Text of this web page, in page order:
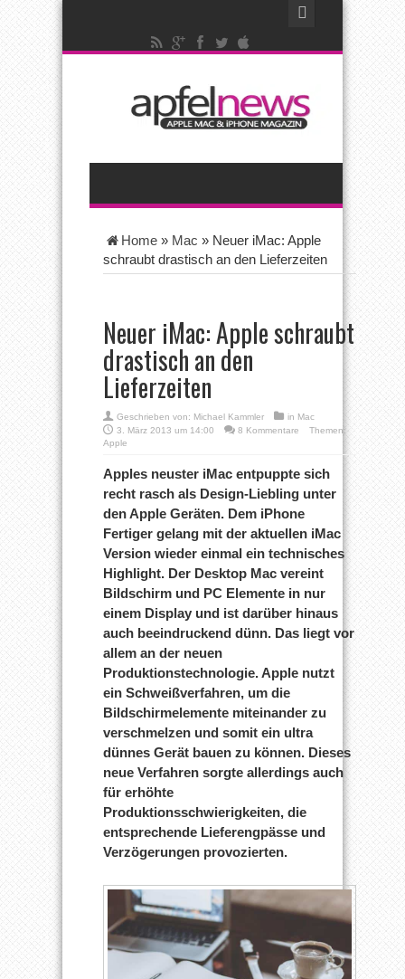
Home » Mac » Neuer iMac: Apple
schraubt drastisch an den Lieferzeiten
Neuer iMac: Apple schraubt
drastisch an den
Lieferzeiten
Geschrieben von: Michael Kammler in Mac
3. März 2013 um 14:00
8 Kommentare
Themen:
Apple
Apples neuster iMac entpuppte sich
recht rasch als Design-Liebling unter
den Apple Geräten. Dem iPhone
Fertiger gelang mit der aktuellen iMac
Version wieder einmal ein technisches
Highlight. Der Desktop Mac vereint
Bildschirm und PC Elemente in nur
einem Display und ist darüber hinaus
auch beeindruckend dünn. Das liegt vor
allem an der neuen
Produktionstechnologie. Apple nutzt
ein Schweißverfahren, um die
Bildschirmelemente miteinander zu
verschmelzen und somit ein ultra
dünnes Gerät bauen zu können. Dieses
neue Verfahren sorgte allerdings auch
für erhöhte
Produktionsschwierigkeiten, die
entsprechende Lieferengpässe und
Verzögerungen provozierten.